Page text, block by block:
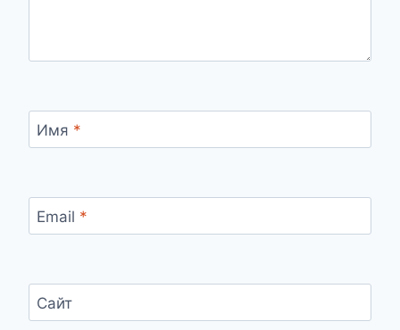
Имя *
Email *
Сайт